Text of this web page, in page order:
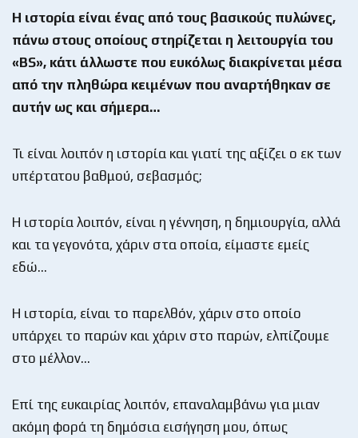
Η ιστορία είναι ένας από τους βασικούς πυλώνες,
πάνω στους οποίους στηρίζεται η λειτουργία του
«BS», κάτι άλλωστε που ευκόλως διακρίνεται μέσα
από την πληθώρα κειμένων που αναρτήθηκαν σε
αυτήν ως και σήμερα…
Τι είναι λοιπόν η ιστορία και γιατί της αξίζει ο εκ των
υπέρτατου βαθμού, σεβασμός;
Η ιστορία λοιπόν, είναι η γέννηση, η δημιουργία, αλλά
και τα γεγονότα, χάριν στα οποία, είμαστε εμείς
εδώ…
Η ιστορία, είναι το παρελθόν, χάριν στο οποίο
υπάρχει το παρών και χάριν στο παρών, ελπίζουμε
στο μέλλον…
Επί της ευκαιρίας λοιπόν, επαναλαμβάνω για μιαν
ακόμη φορά τη δημόσια εισήγηση μου, όπως